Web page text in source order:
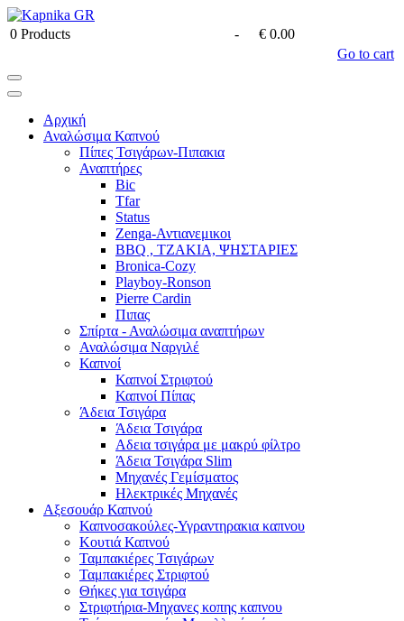
0 Products -
€ 0.00
Go to cart
Αρχική
Αναλώσιμα Καπνού
Πίπες Τσιγάρων-Πιπακια
Αναπτήρες
Bic
Tfar
Status
Zenga-Αντιανεμικοι
BBQ , ΤΖΑΚΙΑ, ΨΗΣΤΑΡΙΕΣ
Bronica-Cozy
Playboy-Ronson
Pierre Cardin
Πιπας
Σπίρτα - Αναλώσιμα αναπτήρων
Αναλώσιμα Ναργιλέ
Καπνοί
Καπνοί Στριφτού
Καπνοί Πίπας
Άδεια Τσιγάρα
Άδεια Τσιγάρα
Αδεια τσιγάρα με μακρύ φίλτρο
Άδεια Τσιγάρα Slim
Μηχανές Γεμίσματος
Ηλεκτρικές Μηχανές
Αξεσουάρ Καπνού
Καπνοσακούλες-Υγραντηρακια καπνου
Κουτιά Καπνού
Ταμπακιέρες Τσιγάρων
Ταμπακιέρες Στριφτού
Θήκες για τσιγάρα
Στριφτήρια-Μηχανες κοπης καπνου